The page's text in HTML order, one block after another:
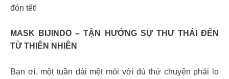
đón tết!
MASK BIJINDO – TẬN HƯỞNG SỰ THƯ THÁI ĐẾN
TỪ THIÊN NHIÊN
Bạn ơi, một tuần dài mệt mỏi với đủ thứ chuyện phải lo